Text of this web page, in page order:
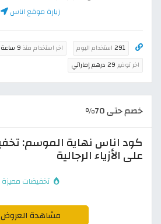
زيارة موقع اناس
291 استخدام اليوم اخر استخدام منذ 9 ساعة
اخر توفير 29 درهم إماراتي
خصم حتى 70%
على الأزياء الرجالية
تخفيضات مميزة
مشاهدة العروض